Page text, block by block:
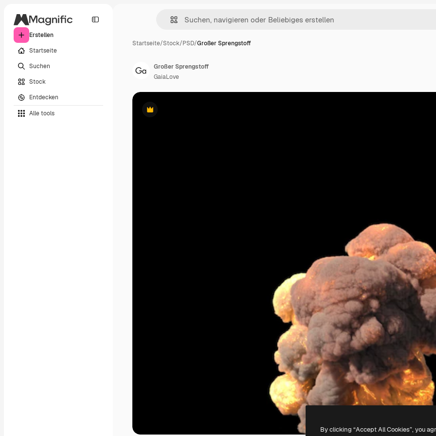
Erstellen
Startseite
Suchen
Stock
Entdecken
Alle tools
Startseite/Stock/PSD/Großer Sprengstoff
Premium
Großer Sprengstoff
GaiaLove
By clicking “Accept All Cookies”, you